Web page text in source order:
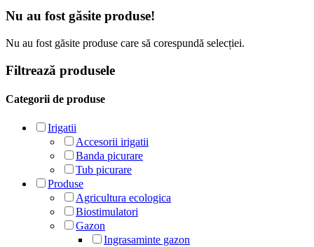
Nu au fost găsite produse!
Nu au fost găsite produse care să corespundă selecției.
Filtrează produsele
Categorii de produse
Irigatii
Accesorii irigatii
Banda picurare
Tub picurare
Produse
Agricultura ecologica
Biostimulatori
Gazon
Ingrasaminte gazon